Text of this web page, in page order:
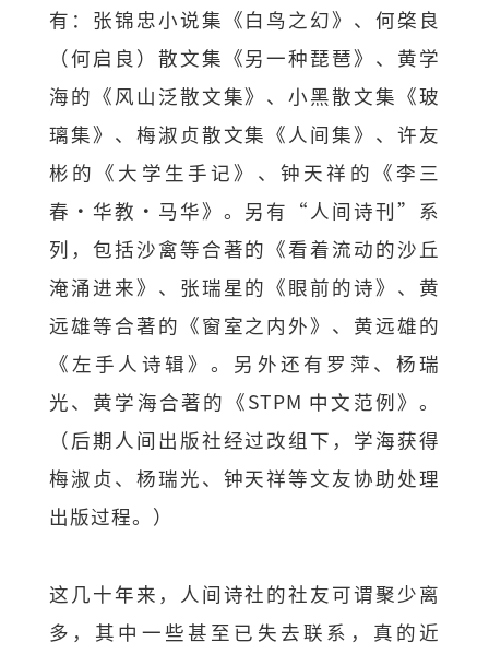
有：张锦忠小说集《白鸟之幻》、何棨良
（何启良）散文集《另一种琵琶》、黄学
海的《风山泛散文集》、小黑散文集《玻
璃集》、梅淑贞散文集《人间集》、许友
彬的《大学生手记》、钟天祥的《李三
春‧华教‧马华》。另有“人间诗刊”系
列，包括沙禽等合著的《看着流动的沙丘
淹涌进来》、张瑞星的《眼前的诗》、黄
远雄等合著的《窗室之内外》、黄远雄的
《左手人诗辑》。另外还有罗萍、杨瑞
光、黄学海合著的《STPM 中文范例》。
（后期人间出版社经过改组下，学海获得
梅淑贞、杨瑞光、钟天祥等文友协助处理
出版过程。）
这几十年来，人间诗社的社友可谓聚少离
多，其中一些甚至已失去联系，真的近